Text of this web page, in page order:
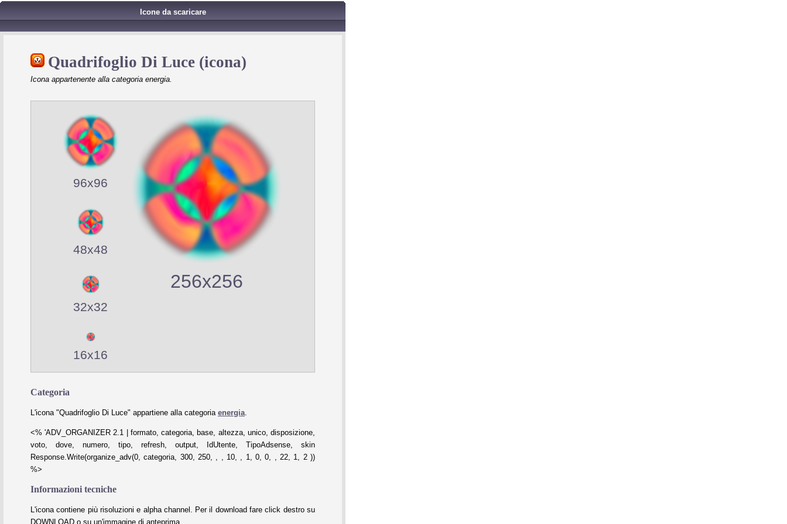
Icone da scaricare
Quadrifoglio Di Luce (icona)
Icona appartenente alla categoria energia.
96x96
48x48
32x32
16x16
256x256
Categoria
L'icona "Quadrifoglio Di Luce" appartiene alla categoria energia
<% 'ADV_ORGANIZER 2.1 | formato, categoria, base, altezza, unico, disposizione,
voto, dove, numero, tipo, refresh, output, IdUtente, TipoAdsense, skin
Response.Write(organize_adv(0, categoria, 300, 250, , , 10, , 1, 0, 0, , 22, 1, 2 ))
%>
Informazioni tecniche
L'icona contiene più risoluzioni e alpha channel. Per il download fare click destro su
DOWNLOAD o su un'immagine di anteprima.